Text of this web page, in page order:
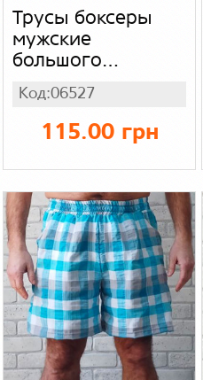
Трусы боксеры
мужские
большого
размера,
короткие в клетку
кофейные, бамбук
Код:06527
115.00 грн